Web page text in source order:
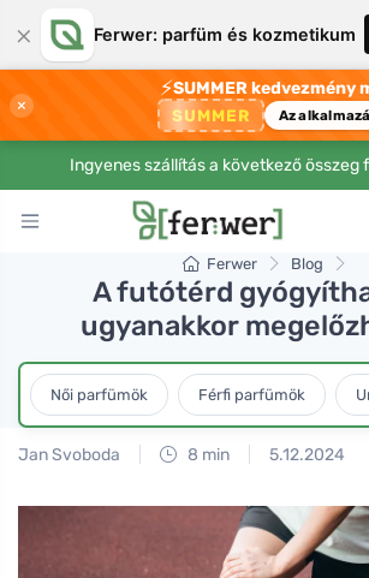
× Ferwer: parfüm és kozmetikum
×
⚡SUMMER kedvezmény
SUMMER Az
Ingyenes szállítás a következő összeg
Ferwer Blog
A futótérd
ugyanakkor
Női parfümök Férfi parfümök
Jan Svoboda 8 min 5.12.2024